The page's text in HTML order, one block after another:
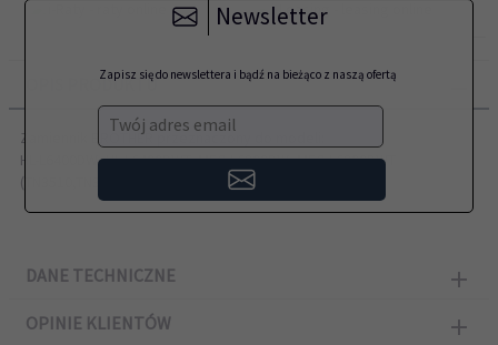
OPIS PRODUKTU
Zamiennik BROTHER przeznaczony do modeli:
HL-L6400DW, HL-L6400DWT, MFC-L6900DW, MFC-L6900DWT
(TN3510,TN3520) o wydajności do 20000 stron
DANE TECHNICZNE
OPINIE KLIENTÓW
Newsletter
Zapisz się do newslettera i bądź na bieżąco z naszą ofertą
Twój adres email